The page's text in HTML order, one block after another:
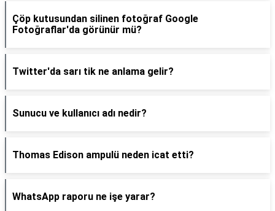
Çöp kutusundan silinen fotoğraf Google
Fotoğraflar'da görünür mü?
Twitter'da sarı tik ne anlama gelir?
Sunucu ve kullanıcı adı nedir?
Thomas Edison ampulü neden icat etti?
WhatsApp raporu ne işe yarar?